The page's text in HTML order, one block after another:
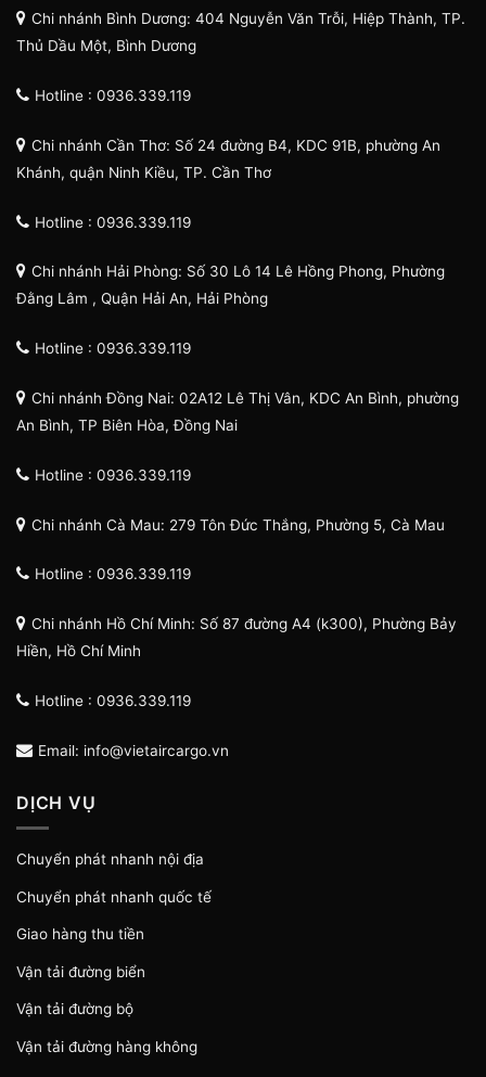
Chi nhánh Bình Dương: 404 Nguyễn Văn Trỗi, Hiệp Thành, TP.
Thủ Dầu Một, Bình Dương
Hotline : 0936.339.119
Chi nhánh Cần Thơ: Số 24 đường B4, KDC 91B, phường An
Khánh, quận Ninh Kiều, TP. Cần Thơ
Hotline : 0936.339.119
Chi nhánh Hải Phòng: Số 30 Lô 14 Lê Hồng Phong, Phường
Đằng Lâm , Quận Hải An, Hải Phòng
Hotline : 0936.339.119
Chi nhánh Đồng Nai: 02A12 Lê Thị Vân, KDC An Bình, phường
An Bình, TP Biên Hòa, Đồng Nai
Hotline : 0936.339.119
Chi nhánh Cà Mau: 279 Tôn Đức Thắng, Phường 5, Cà Mau
Hotline : 0936.339.119
Chi nhánh Hồ Chí Minh: Số 87 đường A4 (k300), Phường Bảy
Hiền, Hồ Chí Minh
Hotline : 0936.339.119
Email: info@vietaircargo.vn
DỊCH VỤ
Chuyển phát nhanh nội địa
Chuyển phát nhanh quốc tế
Giao hàng thu tiền
Vận tải đường biển
Vận tải đường bộ
Vận tải đường hàng không